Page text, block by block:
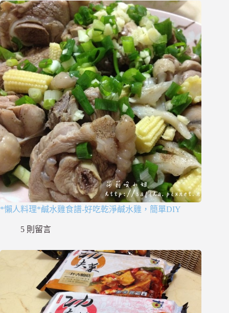
*懶人料理*鹹水雞食譜-好吃乾淨鹹水雞，簡單DIY
5 則留言